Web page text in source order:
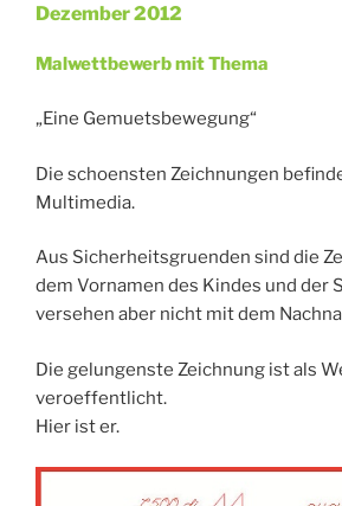
Veröffentlicht
Dezember 2012
Malwettbewerb mit Thema
„Eine Gemuetsbewegung“
Die schoensten Zeichnungen
Multimedia.
Aus Sicherheitsgruenden sind die
dem Vornamen des Kindes und der
versehen aber nicht mit dem
Die gelungenste Zeichnung ist als
veroeffentlicht.
Hier ist er.